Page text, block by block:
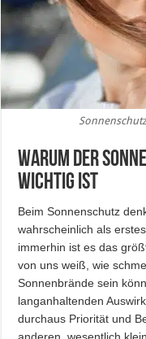
Warum der
wichtig ist
Beim Sonnenschutz
wahrscheinlich als
immerhin ist es das
von uns weiß, wie
Sonnenbrände sein
langanhaltenden
durchaus Priorität und